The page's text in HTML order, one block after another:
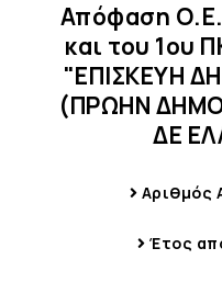
Απόφαση Ο.Ε.
και του 1ου
"ΕΠΙΣΚΕΥΗ
(ΠΡΩΗΝ
ΔΕ
Αριθμός
Έτος